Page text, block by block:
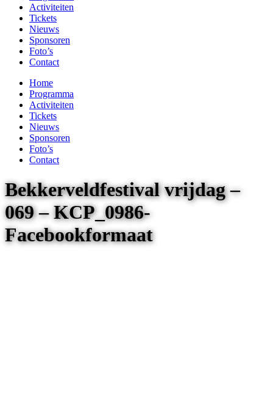
Activiteiten
Tickets
Nieuws
Sponsoren
Foto’s
Contact
Home
Programma
Activiteiten
Tickets
Nieuws
Sponsoren
Foto’s
Contact
Bekkerveldfestival vrijdag –
069 – KCP_0986-
Facebookformaat